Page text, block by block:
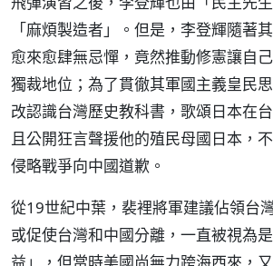
「麻煩製造者」。但是，李登輝隨著
愈來愈肆無忌憚，竟然推動修憲讓自
獨裁地位；為了貫徹其軍國主義皇民
改認識台灣歷史教科書，歌頌日本在
且公開狂言聲援他的殖民母國日本，
侵略戰爭向中國道歉。
從19世紀中葉，裴裡將軍建議佔領台
或促使台灣和中國分離，一直被視為